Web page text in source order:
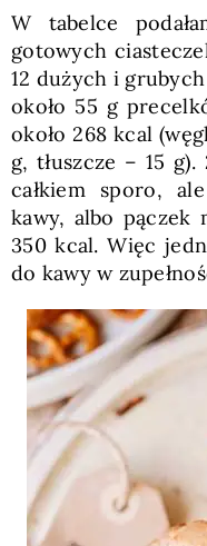
W tabelce
gotowych
12 dużych i
około 55 g
około 268 kcal
g, tłuszcze – 15
całkiem sporo,
kawy, albo pączek
350 kcal. Więc
do kawy w